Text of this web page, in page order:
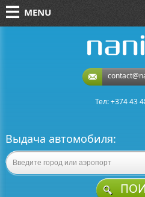
MENU
Тел: +374 43
Выдача автомобиля: